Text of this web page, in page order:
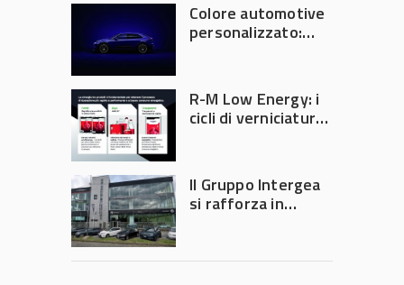
Colore automotive
personalizzato:
diventa ingegneria
di precisione
R-M Low Energy: i
cicli di verniciatura
tempi e costi in
carrozzeria
Il Gruppo Intergea
si rafforza in